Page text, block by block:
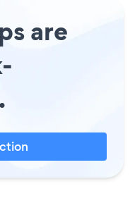
are